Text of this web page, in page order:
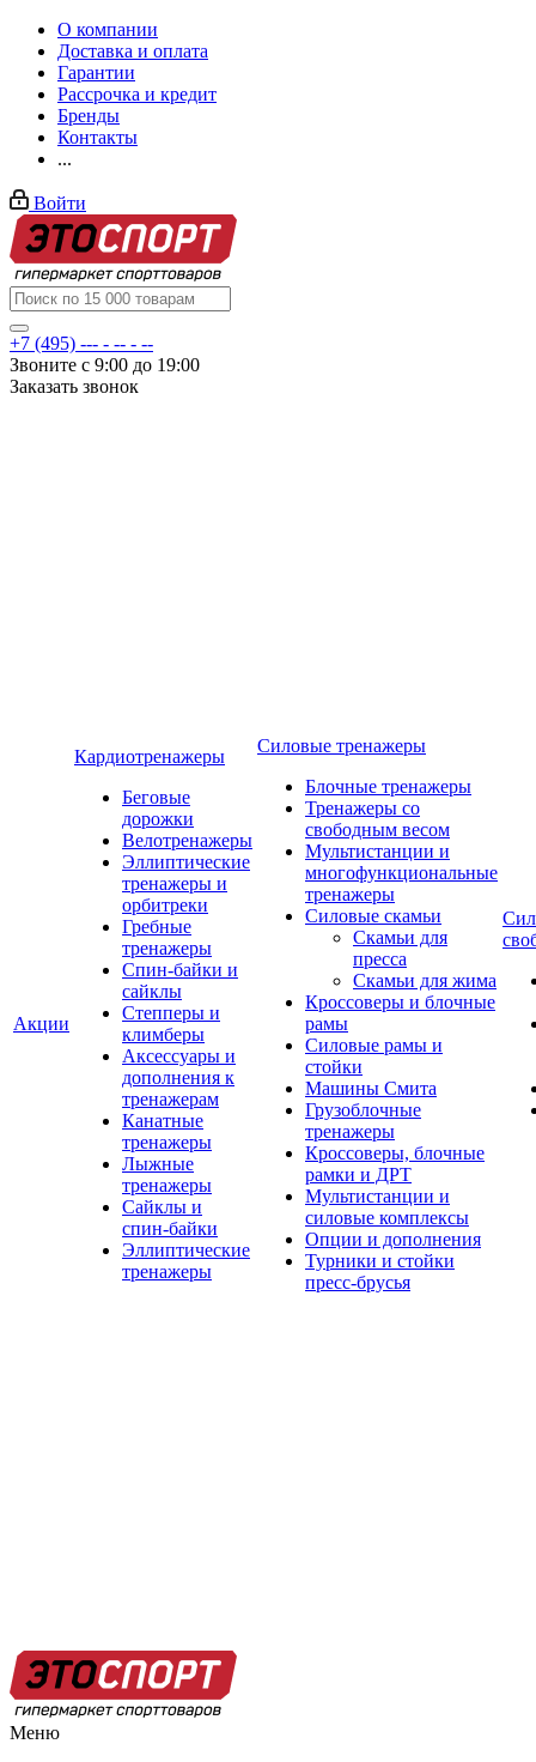
О компании
Доставка и оплата
Гарантии
Рассрочка и кредит
Бренды
Контакты
...
Войти
+7 (495) --- - -- - --
Звоните с 9:00 до 19:00
Заказать звонок
Акции
Кардиотренажеры
Беговые
дорожки
Велотренажеры
Эллиптические
тренажеры и
орбитреки
Гребные
тренажеры
Спин-байки и
сайклы
Степперы и
климберы
Аксессуары и
дополнения к
тренажерам
Канатные
тренажеры
Лыжные
тренажеры
Сайклы и
спин-байки
Эллиптические
тренажеры
Силовые тренажеры
Блочные тренажеры
Тренажеры со
свободным весом
Мультистанции и
многофункциональные
тренажеры
Силовые скамьи
Скамьи для
пресса
Скамьи для жима
Кроссоверы и блочные
рамы
Силовые рамы и
стойки
Машины Смита
Грузоблочные
тренажеры
Кроссоверы, блочные
рамки и ДРТ
Мультистанции и
силовые комплексы
Опции и дополнения
Турники и стойки
пресс-брусья
Меню